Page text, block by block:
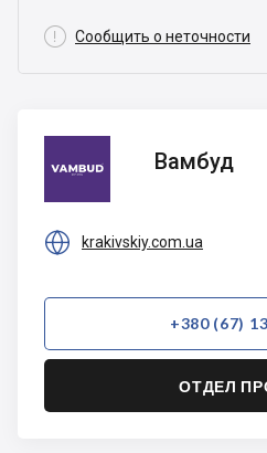
 Сообщить о неточности
Вамбуд
 krakivskiy.com.ua
+380 (67)
ОТДЕЛ